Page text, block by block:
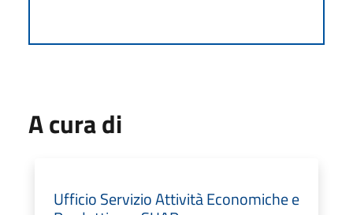
A cura di
Ufficio Servizio Attività Economiche e